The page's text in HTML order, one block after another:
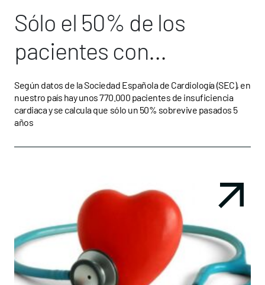
Sólo el 50% de los
pacientes con
insuficiencia cardiaca
vive 5 años después de
su diagnóstico
Según datos de la Sociedad Española de Cardiología (SEC), en
nuestro país hay unos 770.000 pacientes de insuficiencia
cardiaca y se calcula que sólo un 50% sobrevive pasados 5
años